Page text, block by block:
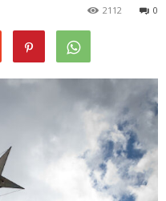
0
2112